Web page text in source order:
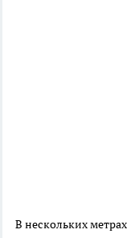
В нескольких